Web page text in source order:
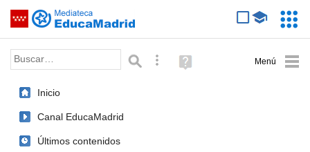
Saltar navegación
Palabra o frase: Búsqueda avanzada
Ayuda
(en
Inicio
Canal EducaMadrid
Últimos contenidos